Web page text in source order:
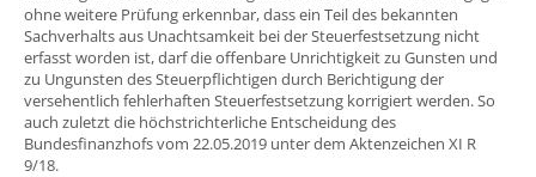
ohne weitere Prüfung erkennbar, dass ein Teil des bekannten
Sachverhalts aus Unachtsamkeit bei der Steuerfestsetzung nicht
erfasst worden ist, darf die offenbare Unrichtigkeit zu Gunsten und
zu Ungunsten des Steuerpflichtigen durch Berichtigung der
versehentlich fehlerhaften Steuerfestsetzung korrigiert werden. So
auch zuletzt die höchstrichterliche Entscheidung des
Bundesfinanzhofs vom 22.05.2019 unter dem Aktenzeichen XI R
9/18.